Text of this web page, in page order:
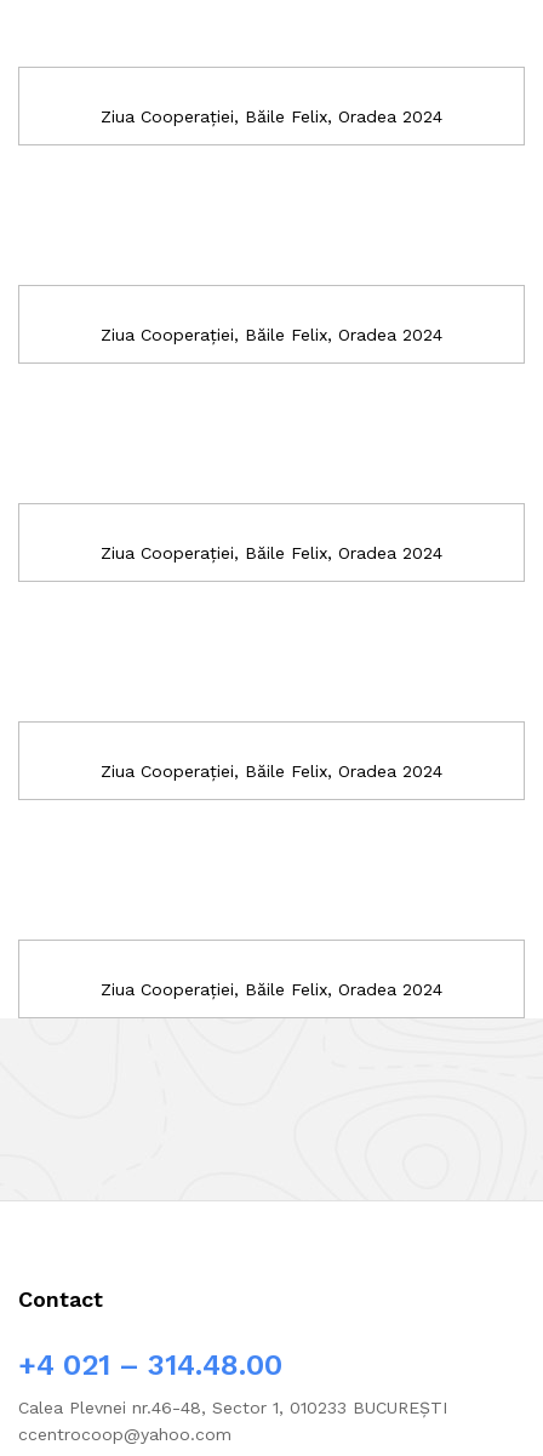
Ziua Cooperației, Băile Felix, Oradea 2024
Ziua Cooperației, Băile Felix, Oradea 2024
Ziua Cooperației, Băile Felix, Oradea 2024
Ziua Cooperației, Băile Felix, Oradea 2024
Ziua Cooperației, Băile Felix, Oradea 2024
Contact
+4 021 – 314.48.00
Calea Plevnei nr.46-48, Sector 1, 010233 BUCUREŞTI
ccentrocoop@yahoo.com